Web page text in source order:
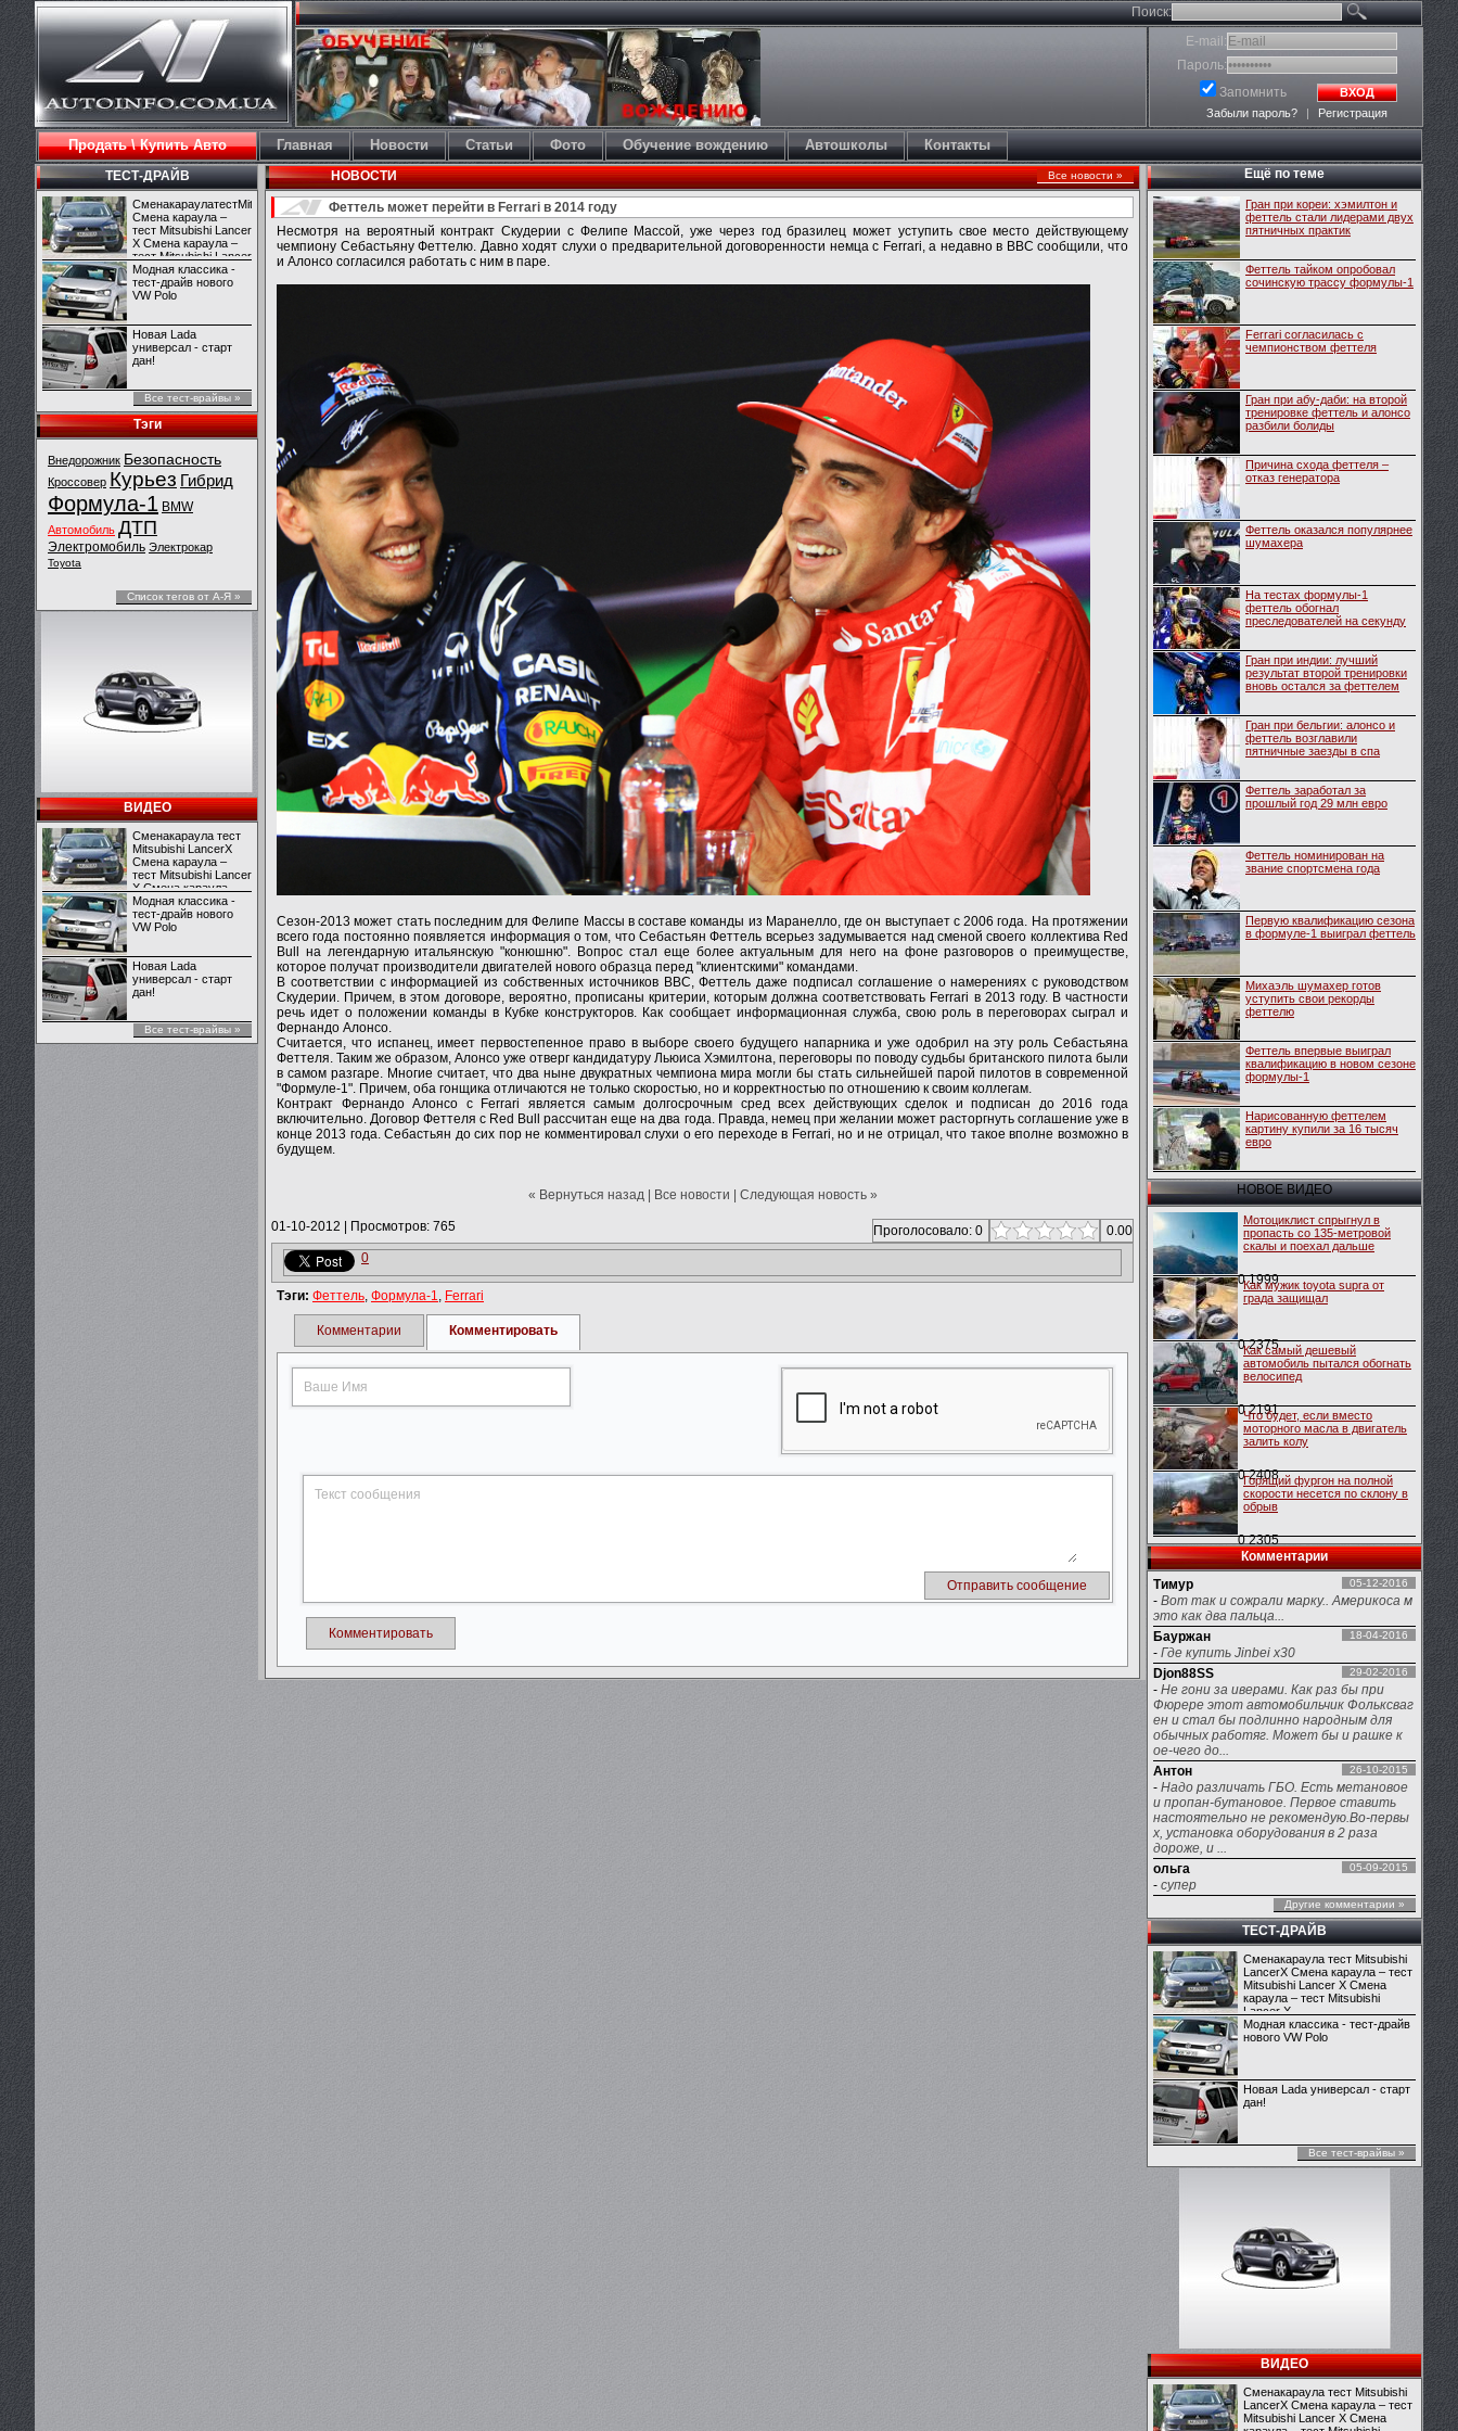
Поиск:
E-mail:
Пароль:
Запомнить
ВХОД
Забыли пароль?
| Регистрация
Продать \ Купить Авто Главная Новости Статьи Фото Обучение вождению Автошколы Контакты
ТЕСТ-ДРАЙВ
СменакараулатестMitsubishiLancerX
Смена караула –
тест Mitsubishi Lancer
X Смена караула –
тест Mitsubishi Lancer
X
Модная классика -
тест-драйв нового
VW Polo
Новая Lada
универсал - старт
дан!
Все тест-врайвы »
Тэги
Внедорожник Безопасность
Кроссовер Курьез Гибрид
Формула-1 BMW
Автомобиль ДТП
Электромобиль Электрокар
Toyota
Список тегов от А-Я »
ВИДЕО
Сменакараула тест
Mitsubishi LancerX
Смена караула –
тест Mitsubishi Lancer
X Смена караула –
тест Mitsubishi Lancer
X
Модная классика -
тест-драйв нового
VW Polo
Новая Lada
универсал - старт
дан!
Все тест-врайвы »
НОВОСТИ Все новости »
Феттель может перейти в Ferrari в 2014 году
Несмотря на вероятный контракт Скудерии с Фелипе Массой, уже через год бразилец может уступить свое место действующему
чемпиону Себастьяну Феттелю. Давно ходят слухи о предварительной договоренности немца с Ferrari, а недавно в ВВС сообщили, что
и Алонсо согласился работать с ним в паре.
Сезон-2013 может стать последним для Фелипе Массы в составе команды из Маранелло, где он выступает с 2006 года. На протяжении
всего года постоянно появляется информация о том, что Себастьян Феттель всерьез задумывается над сменой своего коллектива Red
Bull на легендарную итальянскую "конюшню". Вопрос стал еще более актуальным для него на фоне разговоров о преимуществе,
которое получат производители двигателей нового образца перед "клиентскими" командами.
В соответствии с информацией из собственных источников ВВС, Феттель даже подписал соглашение о намерениях с руководством
Скудерии. Причем, в этом договоре, вероятно, прописаны критерии, которым должна соответствовать Ferrari в 2013 году. В частности
речь идет о положении команды в Кубке конструкторов. Как сообщает информационная служба, свою роль в переговорах сыграл и
Фернандо Алонсо.
Считается, что испанец, имеет первостепенное право в выборе своего будущего напарника и уже одобрил на эту роль Себастьяна
Феттеля. Таким же образом, Алонсо уже отверг кандидатуру Льюиса Хэмилтона, переговоры по поводу судьбы британского пилота были
в самом разгаре. Многие считает, что два ныне двукратных чемпиона мира могли бы стать сильнейшей парой пилотов в современной
"Формуле-1". Причем, оба гонщика отличаются не только скоростью, но и корректностью по отношению к своим коллегам.
Контракт Фернандо Алонсо с Ferrari является самым долгосрочным сред всех действующих сделок и подписан до 2016 года
включительно. Договор Феттеля с Red Bull рассчитан еще на два года. Правда, немец при желании может расторгнуть соглашение уже в
конце 2013 года. Себастьян до сих пор не комментировал слухи о его переходе в Ferrari, но и не отрицал, что такое вполне возможно в
будущем.
« Вернуться назад| Все новости Следующая новость »
01-10-2012 Просмотров: 765 Проголосовало: 0
0.00
0
Тэги: Феттель, Формула-1, Ferrari
Комментарии Комментировать
Комментировать
Ещё по теме
Гран при кореи: хэмилтон и
феттель стали лидерами двух
пятничных практик
Феттель тайком опробовал
сочинскую трассу формулы-1
Ferrari согласилась с
чемпионством феттеля
Гран при абу-даби: на второй
тренировке феттель и алонсо
разбили болиды
Причина схода феттеля –
отказ генератора
Феттель оказался популярнее
шумахера
На тестах формулы-1
феттель обогнал
преследователей на секунду
Гран при индии: лучший
результат второй тренировки
вновь остался за феттелем
Гран при бельгии: алонсо и
феттель возглавили
пятничные заезды в спа
Феттель заработал за
прошлый год 29 млн евро
Феттель номинирован на
звание cпортсмена года
Первую квалификацию сезона
в формуле-1 выиграл феттель
Михаэль шумахер готов
уступить свои рекорды
феттелю
Феттель впервые выиграл
квалификацию в новом сезоне
формулы-1
Нарисованную феттелем
картину купили за 16 тысяч
евро
НОВОЕ ВИДЕО
Мотоциклист спрыгнул в
пропасть со 135-метровой
скалы и поехал дальше
0 1999
Как мужик toyota supra от
града защищал
0 2375
Как самый дешевый
автомобиль пытался обогнать
велосипед
0 2191
Что будет, если вместо
моторного масла в двигатель
залить колу
0 2408
Горящий фургон на полной
скорости несется по склону в
обрыв
0 2305
Комментарии
Тимур
05-12-2016
- Вот так и сожрали марку.. Америкоса м
это как два пальца...
Бауржан
18-04-2016
- Где купить Jinbei x30
Djon88SS
29-02-2016
- Не гони за иверами. Как раз бы при
Фюрере этот автомобильчик Фольксваг
ен и стал бы подлинно народным для
обычных работяг. Может бы и рашке к
ое-чего до...
Антон
26-10-2015
- Надо различать ГБО. Есть метановое
и пропан-бутановое. Первое ставить
настоятельно не рекомендую.Во-первы
х, установка оборудования в 2 раза
дороже, и ...
ольга
05-09-2015
- супер
Другие комментарии »
ТЕСТ-ДРАЙВ
Сменакараула тест Mitsubishi
LancerX Смена караула – тест
Mitsubishi Lancer X Смена
караула – тест Mitsubishi
Lancer X
Модная классика - тест-драйв
нового VW Polo
Новая Lada универсал - старт
дан!
Все тест-врайвы »
ВИДЕО
Сменакараула тест Mitsubishi
LancerX Смена караула – тест
Mitsubishi Lancer X Смена